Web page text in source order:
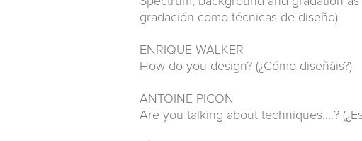
gradación como técnicas de diseño)
ENRIQUE WALKER
How do you design? (¿Cómo diseñáis?)
ANTOINE PICON
Are you talking about techniques....?